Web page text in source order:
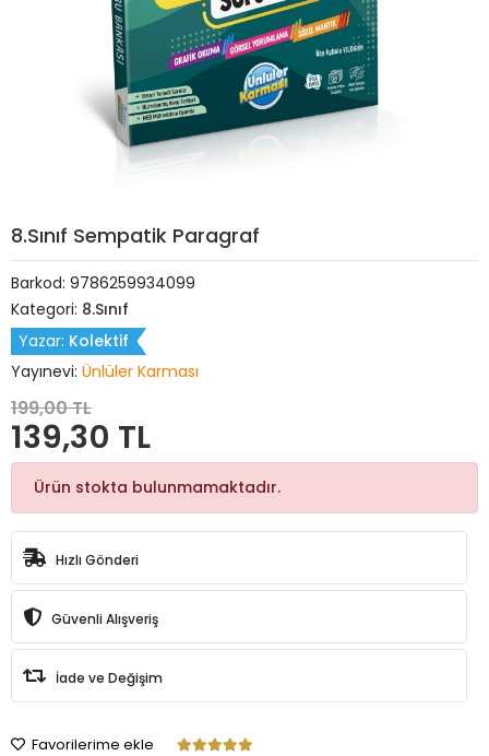
8.Sınıf Sempatik Paragraf
Barkod: 9786259934099
Kategori: 8.Sınıf
Yazar: Kolektif
Yayınevi: Ünlüler Karması
199,00 TL
139,30 TL
Ürün stokta bulunmamaktadır.
Hızlı Gönderi
Güvenli Alışveriş
İade ve Değişim
Favorilerime ekle